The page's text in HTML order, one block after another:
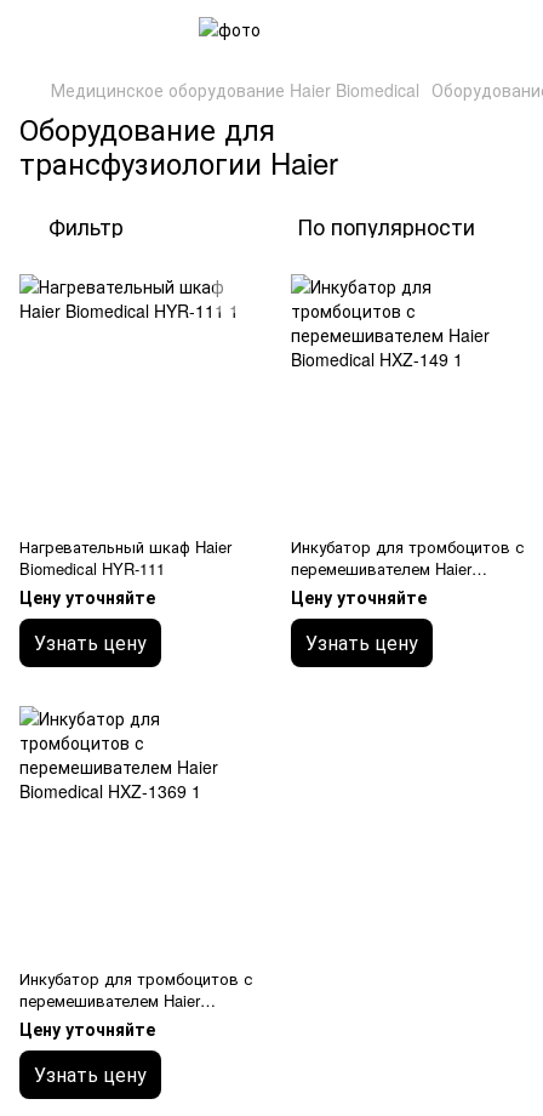
Медицинское оборудование Haier Biomedical
Оборудование для
трансфузиологии Haier
Фильтр По популярности
Нагревательный шкаф Haier
Biomedical HYR-111
Цену уточняйте
Узнать цену
Инкубатор для тромбоцитов с
перемешивателем Haier
Biomedical HXZ-149
Цену уточняйте
Узнать цену
Инкубатор для тромбоцитов с
перемешивателем Haier
Biomedical HXZ-1369
Цену уточняйте
Узнать цену